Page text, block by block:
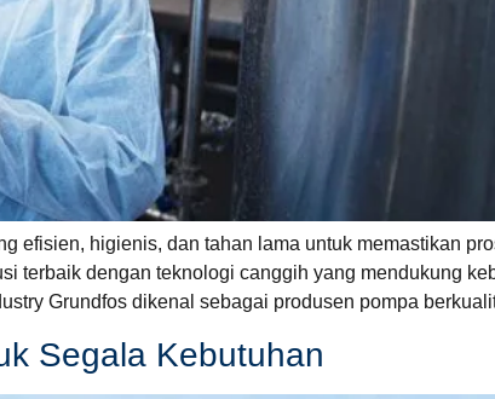
efisien, higienis, dan tahan lama untuk memastikan
terbaik dengan teknologi canggih yang mendukung
Grundfos dikenal sebagai produsen pompa
Segala Kebutuhan